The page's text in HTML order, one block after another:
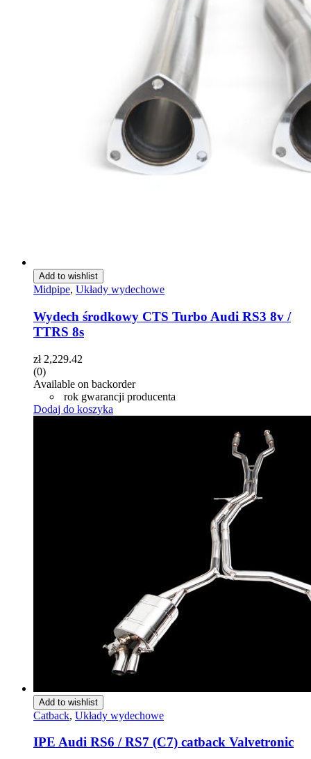
Add to wishlist
Midpipe, Układy wydechowe
Wydech środkowy CTS Turbo Audi RS3 8v /
TTRS 8s
zł2,229.42
(0)
Available on backorder
rok gwarancji producenta
Dodaj do koszyka
Add to wishlist
Catback, Układy wydechowe
IPE Audi RS6 / RS7 (C7) catback Valvetronic